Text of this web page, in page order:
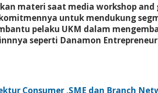
materi saat media workshop
untuk mendukung
pelaku UKM dalam
seperti Danamon